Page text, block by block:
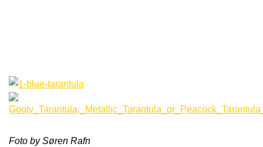
Foto by Søren Rafn